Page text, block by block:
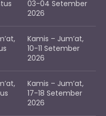
03-04 Setember
2026
Kamis – Jum’at,
10-11 Setember
2026
Kamis – Jum’at,
17-18 Setember
2026